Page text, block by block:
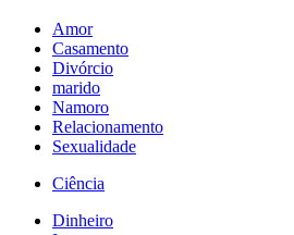
Amor
Casamento
Divórcio
marido
Namoro
Relacionamento
Sexualidade
Ciência
Dinheiro